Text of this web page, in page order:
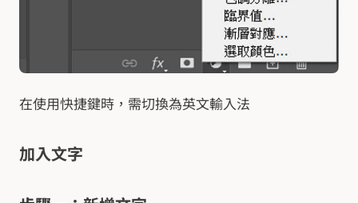
在使用快捷鍵時，需切換為英文輸入法
加入文字